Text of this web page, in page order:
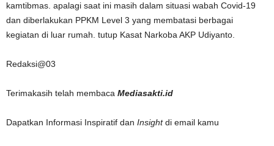
kamtibmas. apalagi saat ini masih dalam situasi wabah Covid-19
dan diberlakukan PPKM Level 3 yang membatasi berbagai
kegiatan di luar rumah. tutup Kasat Narkoba AKP Udiyanto.
Redaksi@03
Terimakasih telah membaca Mediasakti.id
Dapatkan Informasi Inspiratif dan Insightdi email kamu